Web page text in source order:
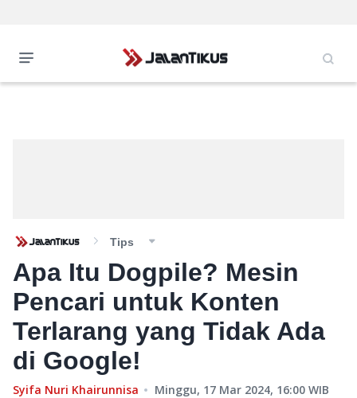
Tips
Apa Itu Dogpile? Mesin
Pencari untuk Konten
Terlarang yang Tidak Ada
di Google!
Syifa Nuri Khairunnisa Minggu, 17 Mar 2024, 16:00 WIB